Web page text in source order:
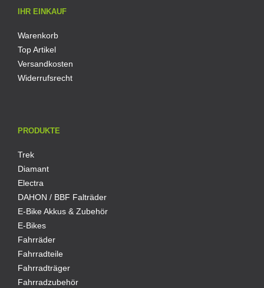
IHR EINKAUF
Warenkorb
Top Artikel
Versandkosten
Widerrufsrecht
PRODUKTE
Trek
Diamant
Electra
DAHON / BBF Falträder
E-Bike Akkus & Zubehör
E-Bikes
Fahrräder
Fahrradteile
Fahrradträger
Fahrradzubehör